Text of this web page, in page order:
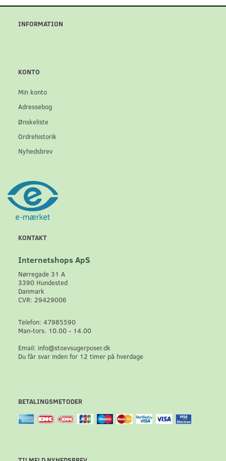
INFORMATION
KONTO
Min konto
Adressebog
Ønskeliste
Ordrehistorik
Nyhedsbrev
KONTAKT
Internetshops ApS
Nørregade 31 A
3390 Hundested
Danmark
CVR: 29429006
Telefon: 47985590
Man-tors. 10.00 - 14.00
Email: info@stoevsugerposer.dk
Du får svar inden for 12 timer på hverdage
BETALINGSMETODER